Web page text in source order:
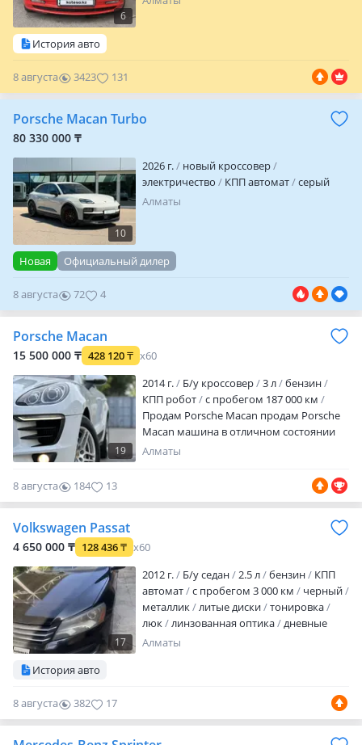
6
История авто
8 августа 3423 131
Porsche Macan Turbo
80 330 000 ₸
10
2026 г.
новый кроссовер
электричество
КПП автомат
серый
Алматы
Новая Официальный дилер
8 августа 72 4
Porsche Macan
15 500 000 ₸ 428 120₸ x60
19
2014 г. Б/у кроссовер 3 л
бензин
КПП робот
с пробегом 187 000 км
Продам Porsche Macan продам Porsche
Macan машина в отличном состоянии
двигатель коробка без нареканий
варианты обмена плюс минус торг
Алматы
8 августа 184 13
Volkswagen Passat
4 650 000 ₸ 128 436₸ x60
17
2012 г. Б/у седан 2.5 л бензин
КПП
автомат
с пробегом 3 000 км
черный
металлик
литые диски
тонировка
люк
линзованная оптика
дневные
ходовые огни
центрозамок кондиционер климат-
Алматы
История авто
8 августа 382 17